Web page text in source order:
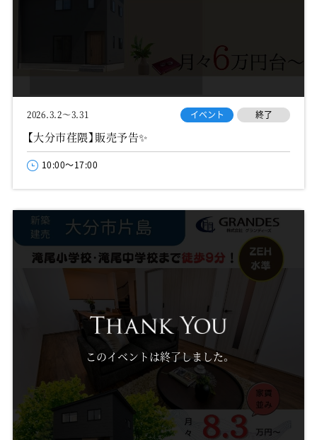
2026.3.2～3.31 イベント 終了
【大分市荏隈】販売予告✨
10:00～17:00
このイベントは終了しました。